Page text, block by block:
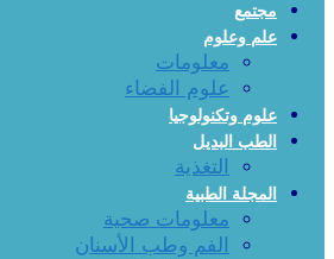
مجتمع
علم وعلوم
معلومات
علوم الفضاء
علوم وتكنولوجيا
الطب البديل
التغذية
المجلة الطبية
معلومات صحية
الفم وطب الأسنان